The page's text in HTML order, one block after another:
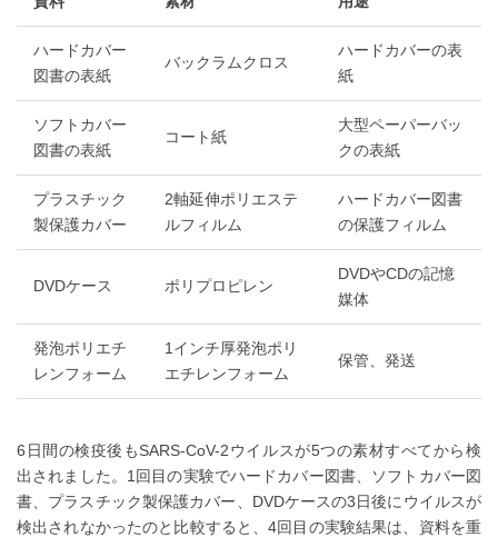
ハードカバー
図書の表紙
バックラムクロス
ハードカバーの表
紙
ソフトカバー
図書の表紙
コート紙
大型ペーパーバッ
クの表紙
プラスチック
製保護カバー
2軸延伸ポリエステ
ルフィルム
ハードカバー図書
の保護フィルム
DVDケース ポリプロピレン
DVDやCDの記憶
媒体
発泡ポリエチ
レンフォーム
1インチ厚発泡ポリ
エチレンフォーム
保管、発送
6日間の検疫後もSARS-CoV-2ウイルスが5つの素材すべてから検
出されました。1回目の実験でハードカバー図書、ソフトカバー図
書、プラスチック製保護カバー、DVDケースの3日後にウイルスが
検出されなかったのと比較すると、4回目の実験結果は、資料を重